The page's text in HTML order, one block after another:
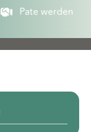
Pate werden